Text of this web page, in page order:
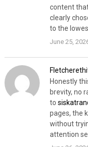
content
clearly
to the
June 25,
Honestly
brevity, no
to
pages, the
without
attention